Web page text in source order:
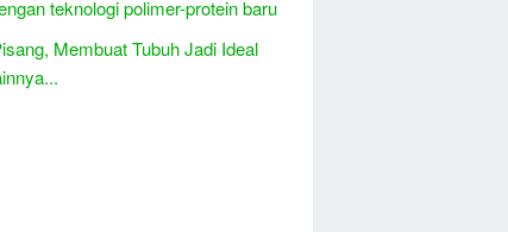
teknologi polimer-protein baru
Membuat Tubuh Jadi Ideal